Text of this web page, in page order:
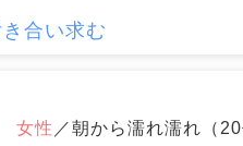
合い求む
女性 ／朝から濡れ濡れ（20